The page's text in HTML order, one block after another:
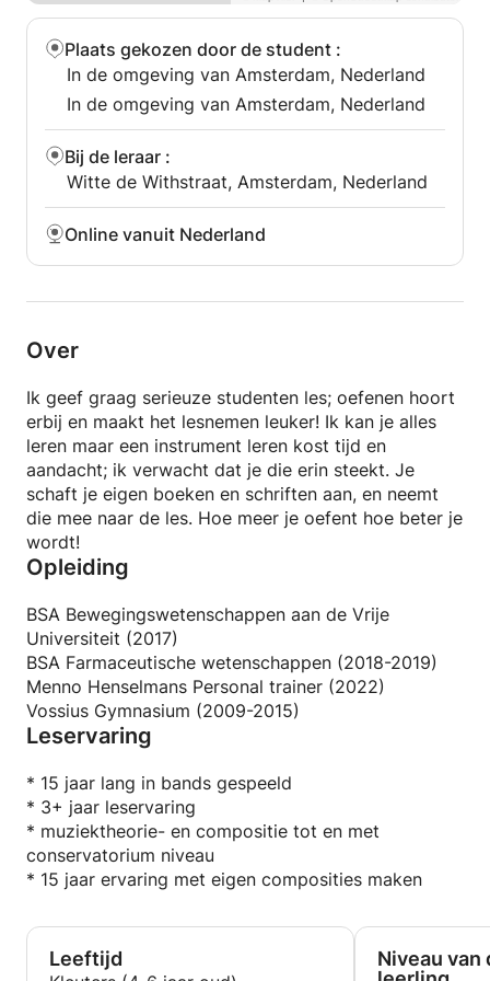
— Lessons tailored to your level and taste
— Lessons are 45 min, longer by arrangement
Book a lesson easily at hamishgitaar.nl
I have played in the Vossius Bigband, the Eldert van
Oosten band and the Amsterdam Music School
Fusion band, as well as my own bands. More info
and booking at hamishgitaar.nl
Plaats gekozen door de student :
In de omgeving van Amsterdam, Nederland
In de omgeving van Amsterdam, Nederland
Bij de leraar :
Witte de Withstraat, Amsterdam, Nederland
Online vanuit Nederland
Over
Ik geef graag serieuze studenten les; oefenen hoort
erbij en maakt het lesnemen leuker! Ik kan je alles
leren maar een instrument leren kost tijd en
aandacht; ik verwacht dat je die erin steekt. Je
schaft je eigen boeken en schriften aan, en neemt
die mee naar de les. Hoe meer je oefent hoe beter je
wordt!
Opleiding
BSA Bewegingswetenschappen aan de Vrije
Universiteit (2017)
BSA Farmaceutische wetenschappen (2018-2019)
Menno Henselmans Personal trainer (2022)
Vossius Gymnasium (2009-2015)
Leservaring
* 15 jaar lang in bands gespeeld
* 3+ jaar leservaring
* muziektheorie- en compositie tot en met
conservatorium niveau
* 15 jaar ervaring met eigen composities maken
Leeftijd
Niveau van